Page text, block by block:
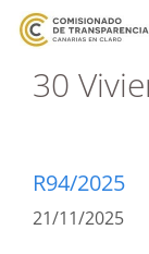
30
R94/2025
21/11/2025